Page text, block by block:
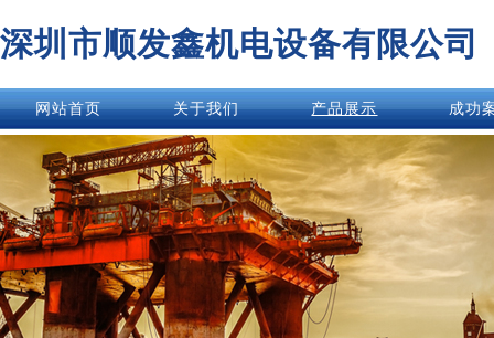
深圳市顺发鑫机电设备有限公司
网站首页 关于我们 产品展示 成功